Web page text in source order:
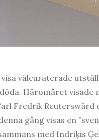
välcuraterade
Häromåret visade
Fredrik Reuterswärd
gång visas en
med Indriķis